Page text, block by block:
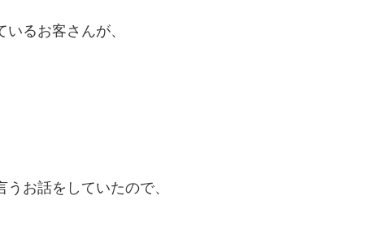
るお客さんが、
お話をしていたので、